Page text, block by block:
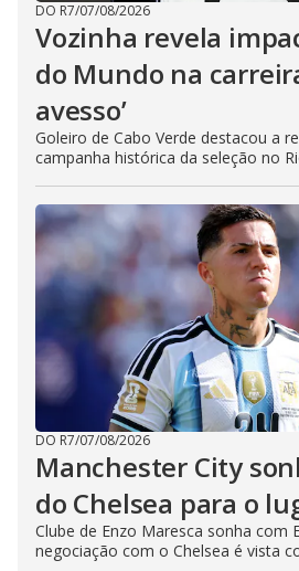
DO R7/07/08/2026
Vozinha revela
do Mundo na
avesso’
Goleiro de Cabo Verde destacou a
campanha histórica da seleção no
DO R7/07/08/2026
Manchester City
do Chelsea para o
Clube de Enzo Maresca sonha com
negociação com o Chelsea é vista